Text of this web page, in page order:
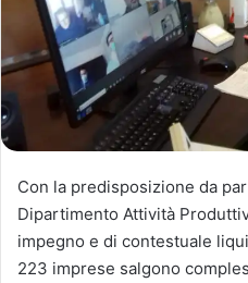
Con la predisposizione da
Dipartimento Attività
impegno e di contestuale
223 imprese salgono